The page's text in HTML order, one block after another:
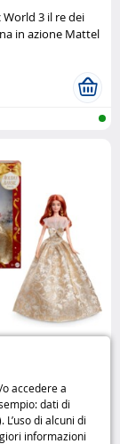
accedere a
dati di
di alcuni di
informazioni
World 3 il re dei
in azione Mattel
Holiday 2025